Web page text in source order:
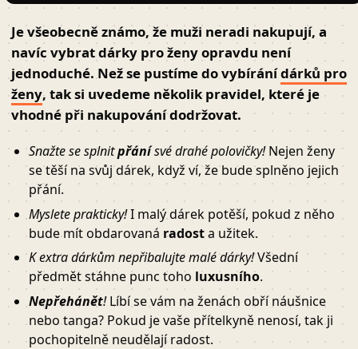
Je všeobecně známo, že muži neradi nakupují, a
navíc vybratdárky pro ženyopravdu není
jednoduché. Než se pustíme do vybíránídárků pro
ženy, tak si uvedeme několik pravidel, které je
vhodné při nakupování dodržovat.
Snažte se splnitpřánísvé drahé polovičky!Nejen ženy
se těší na svůj dárek, když ví, že bude splněno jejich
přání.
Myslete prakticky!I malý dárek potěší, pokud z něho
bude mít obdarovaná radosta užitek.
K extra dárkům nepřibalujte malé dárky!Všední
předmět stáhne punc toho luxusního.
Nepřehánět!Líbí se vám na ženách obří náušnice
nebo tanga? Pokud je vaše přítelkyně nenosí, tak ji
pochopitelně neudělají radost.